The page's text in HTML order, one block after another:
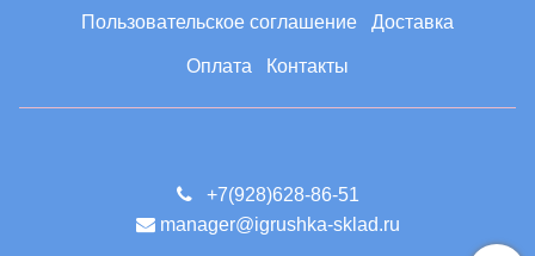
Пользовательское соглашение Доставка
Оплата Контакты
+7(928)628-86-51
manager@igrushka-sklad.ru